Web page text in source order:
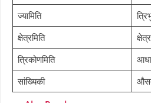
ज्यामिति
क्षेत्रमिति
त्रिकोणमिति
सांख्यिकी